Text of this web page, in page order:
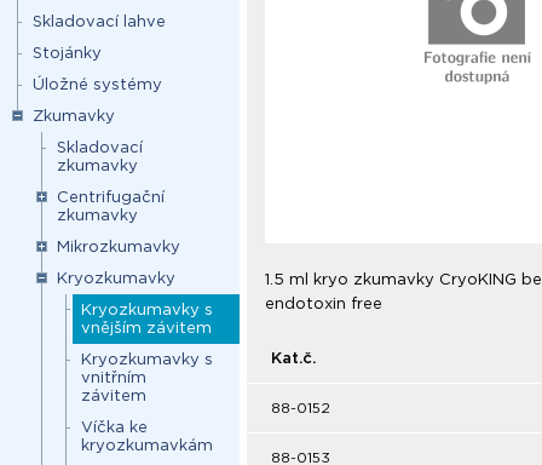
Skladovací lahve
Stojánky
Úložné systémy
Zkumavky
Skladovací
zkumavky
Centrifugační
zkumavky
Mikrozkumavky
Kryozkumavky
Kryozkumavky s
vnějším závitem
Kryozkumavky s
vnitřním
závitem
Víčka ke
kryozkumavkám
1.5 ml kryo zkumavky CryoKING
endotoxin free
Kat.č.
88-0152
88-0153